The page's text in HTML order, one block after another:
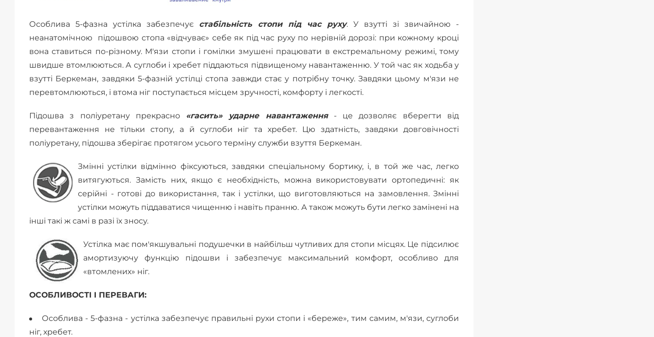
Особлива 5-фазна устілка забезпечує стабільність стопи під час руху. У взутті зі звичайною -
неанатомічною підошвою стопа «відчуває» себе як під час руху по нерівній дорозі: при кожному кроці
вона ставиться по-різному. М'язи стопи і гомілки змушені працювати в екстремальному режимі, тому
швидше втомлюються. А суглоби і хребет піддаються підвищеному навантаженню. У той час як ходьба у
взутті Беркеман, завдяки 5-фазній устілці стопа завжди стає у потрібну точку. Завдяки цьому м'язи не
перевтомлюються, і втома ніг поступається місцем зручності, комфорту і легкості.
Підошва з поліуретану прекрасно «гасить» ударне навантаження- це дозволяє вберегти від
перевантаження не тільки стопу, а й суглоби ніг та хребет. Цю здатність, завдяки довговічності
поліуретану, підошва зберігає протягом усього терміну служби взуття Беркеман.
Змінні устілки відмінно фіксуються, завдяки спеціальному бортику, і, в той же час, легко
витягуються. Замість них, якщо є необхідність, можна використовувати ортопедичні: як
серійні - готові до використання, так і устілки, що виготовляються на замовлення. Змінні
устілки можуть піддаватися чищенню і навіть пранню. А також можуть бути легко замінені на
інші такі ж самі в разі їх зносу.
Устілка має пом'якшувальні подушечки в найбільш чутливих для стопи місцях. Це підсилює
амортизуючу функцію підошви і забезпечує максимальний комфорт, особливо для
«втомлених» ніг.
ОСОБЛИВОСТІ І ПЕРЕВАГИ:
Особлива - 5-фазна - устілка забезпечує правильні рухи стопи і «береже», тим самим, м'язи, суглоби
ніг, хребет.